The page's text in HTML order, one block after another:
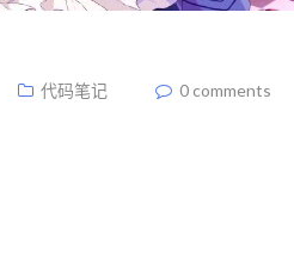
代码笔记 0 comments